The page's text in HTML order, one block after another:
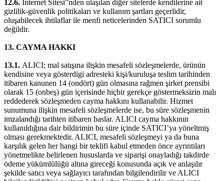
12.6. Internet Sitesi”nden ulaşılan diğer sitelerde kendilerine ait
gizlilik-güvenlik politikaları ve kullanım şartları geçerlidir,
oluşabilecek ihtilaflar ile menfi neticelerinden SATICI sorumlu
değildir.
13. CAYMA HAKKI
13.1. ALICI; mal satışına ilişkin mesafeli sözleşmelerde, ürünün
kendisine veya gösterdigi adresteki kişi/kuruluşa teslim tarihinden
itibaren kanunen 14 (ondört) gün olmasına rağmen şirket prensibi
olarak 15 (onbeş) gün içerisinde hiçbir gerekçe göstermeksizin malı
reddederek sözleşmeden cayma hakkını kullanabilir. Hizmet
sunumuna ilişkin mesafeli sözleşmelerde ise, bu süre sözleşmenin
imzalandığı tarihten itibaren baslar. ALICI cayma hakkının
kullanıldığına dair bildirimin bu süre içinde SATICI’ya yöneltmiş
olması gerekmektedir. ALICI, mesafeli sözleşmeyi ya da buna
karşılık gelen her hangi bir teklifi kabul etmeden önce ayrıntıları
yönetmelikte belirlenen hususlarda ve siparişi onayladığı takdirde
ödeme yükümlülüğü altına gireceği konusunda açık ve anlaşılır
şekilde satıcı veya sağlayıcı tarafından bilgilendirilir ve ALICI